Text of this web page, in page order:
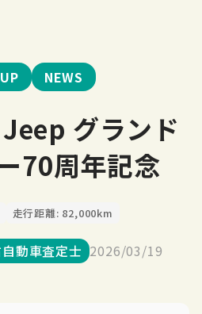
NEWS
Jeep グランド
70周年記念
走行距離: 82,000km
動車査定士 2026/03/19